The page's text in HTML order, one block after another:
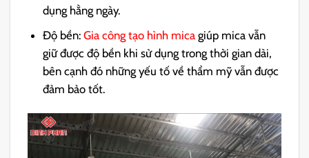
dụng hằng ngày.
Độ bền:Gia công tạo hình mica giúp mica vẫn
giữ được độ bền khi sử dụng trong thời gian dài,
bên cạnh đó những yếu tố về thẩm mỹ vẫn được
đảm bảo tốt.